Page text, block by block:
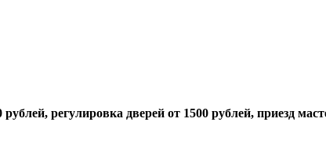
регулировка дверей от 1500 рублей, приезд